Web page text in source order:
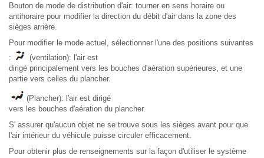
Bouton de mode de distribution d'air: tourner en sens horaire ou
antihoraire pour modifier la direction du débit d'air dans la zone des
sièges arrière.
Pour modifier le mode actuel, sélectionner l'une des positions suivantes
:
(ventilation): l'air est
dirigé principalement vers les bouches d'aération supérieures, et une
partie vers celles du plancher.
(Plancher): l'air est dirigé
vers les bouches d'aération du plancher.
S' assurer qu'aucun objet ne se trouve sous les sièges avant pour que
l'air intérieur du véhicule puisse circuler efficacement.
Pour obtenir plus de renseignements sur la façon d'utiliser le système